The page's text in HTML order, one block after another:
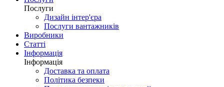
Послуги
Дизайн інтер'єра
Послуги вантажників
Виробники
Статті
Інформація
Інформація
Доставка та оплата
Політика безпеки